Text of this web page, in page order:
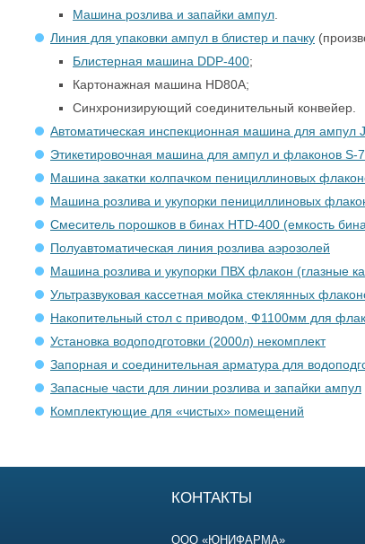
Машина розлива и запайки ампул
Линия для упаковки ампул в блистер и пачку
Блистерная машина DDP-400;
Картонажная машина HD80A;
Синхронизирующий соединительный конвейер.
Автоматическая инспекционная машина для ампул
Этикетировочная машина для ампул и флаконов S-
Машина закатки колпачком пенициллиновых
Машина розлива и укупорки пенициллиновых
Смеситель порошков в бинах HTD-400 (емкость
Полуавтоматическая линия розлива аэрозолей
Машина розлива и укупорки ПВХ флакон (глазные
Ультразвуковая кассетная мойка стеклянных
Накопительный стол с приводом, Ф1100мм для
Установка водоподготовки (2000л) некомплект
Запорная и соединительная арматура для
Запасные части для линии розлива и запайки ампул
Комплектующие для «чистых» помещений
КОНТАКТЫ
ООО «ЮНИФАРМА»